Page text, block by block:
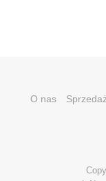
O nas